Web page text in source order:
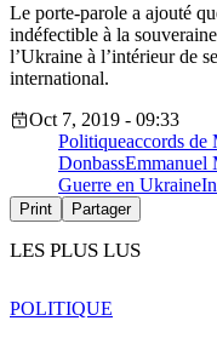
Le porte-parole a ajouté
indéfectible à la
l’Ukraine à l’intérieur de
international.
Oct 7, 2019 - 09:33
Politiqueaccords de
DonbassEmmanuel
Guerre en Ukraine
Print Partager
LES PLUS LUS
POLITIQUE